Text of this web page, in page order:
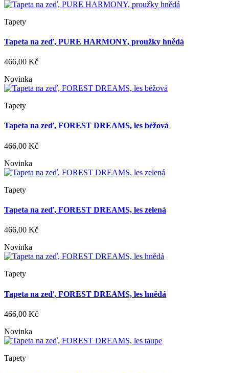
Tapety
Tapeta na zeď, PURE HARMONY, proužky hnědá
466,00 Kč
Novinka
Tapety
Tapeta na zeď, FOREST DREAMS, les béžová
466,00 Kč
Novinka
Tapety
Tapeta na zeď, FOREST DREAMS, les zelená
466,00 Kč
Novinka
Tapety
Tapeta na zeď, FOREST DREAMS, les hnědá
466,00 Kč
Novinka
Tapety